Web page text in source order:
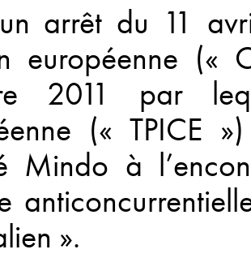
arrêt du 11
européenne («
2011 par
(« TPICE
Mindo à
».